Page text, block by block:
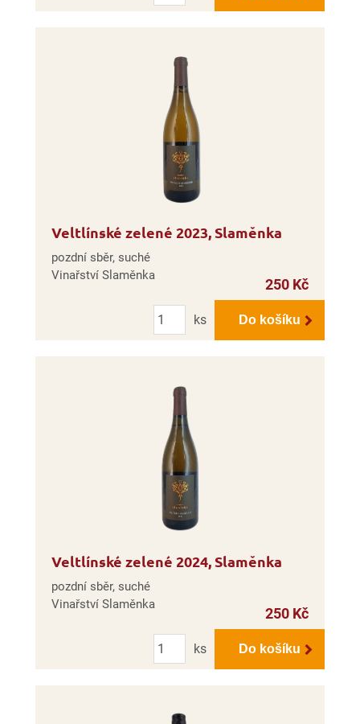
Veltlínské zelené 2023, Slaměnka
pozdní sběr, suché
Vinařství Slaměnka
250 Kč
Počet
ks
Do košíku
Veltlínské zelené 2024, Slaměnka
pozdní sběr, suché
Vinařství Slaměnka
250 Kč
Počet
ks
Do košíku